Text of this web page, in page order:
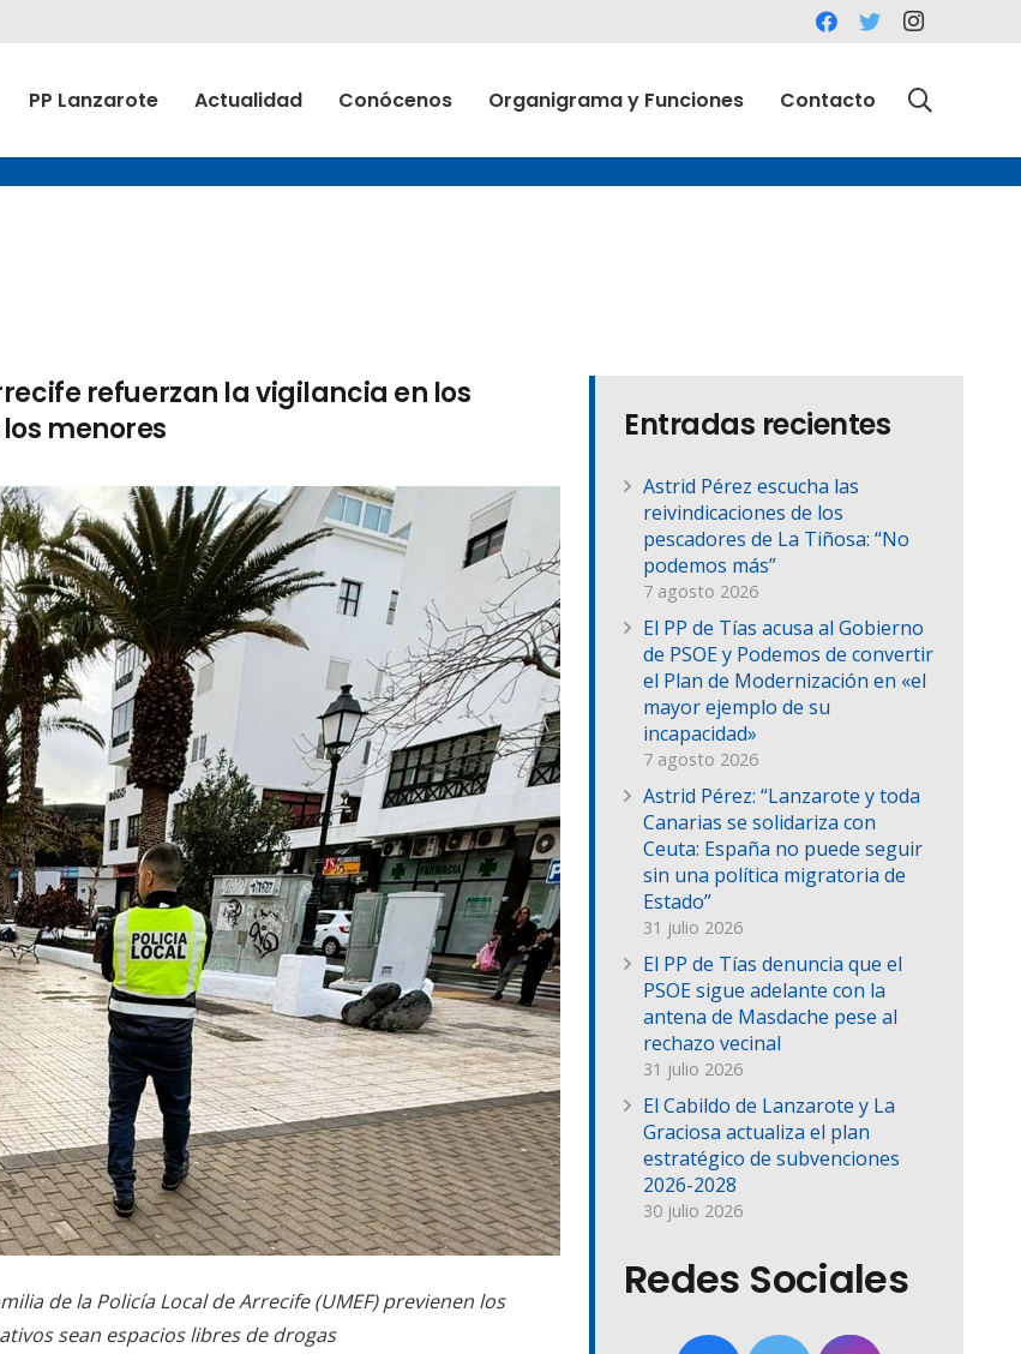
PP Lanzarote Actualidad Conócenos Organigrama y Funciones Contacto
refuerzan la vigilancia en los
menores
de la Policía Local de Arrecife (UMEF) previenen los
sean espacios libres de drogas
Entradas recientes
Astrid Pérez escucha las
reivindicaciones de los
pescadores de La Tiñosa: “No
podemos más”
7 agosto 2026
El PP de Tías acusa al Gobierno
de PSOE y Podemos de convertir
el Plan de Modernización en «el
mayor ejemplo de su
incapacidad»
7 agosto 2026
Astrid Pérez: “Lanzarote y toda
Canarias se solidariza con
Ceuta: España no puede seguir
sin una política migratoria de
Estado”
31 julio 2026
El PP de Tías denuncia que el
PSOE sigue adelante con la
antena de Masdache pese al
rechazo vecinal
31 julio 2026
El Cabildo de Lanzarote y La
Graciosa actualiza el plan
estratégico de subvenciones
2026-2028
30 julio 2026
Redes Sociales